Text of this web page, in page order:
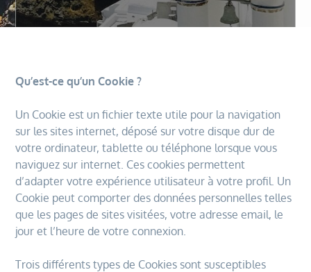
Qu’est-ce qu’un Cookie ?
Un Cookie est un fichier texte utile pour la navigation
sur les sites internet, déposé sur votre disque dur de
votre ordinateur, tablette ou téléphone lorsque vous
naviguez sur internet. Ces cookies permettent
d’adapter votre expérience utilisateur à votre profil. Un
Cookie peut comporter des données personnelles telles
que les pages de sites visitées, votre adresse email, le
jour et l’heure de votre connexion.
Trois différents types de Cookies sont susceptibles